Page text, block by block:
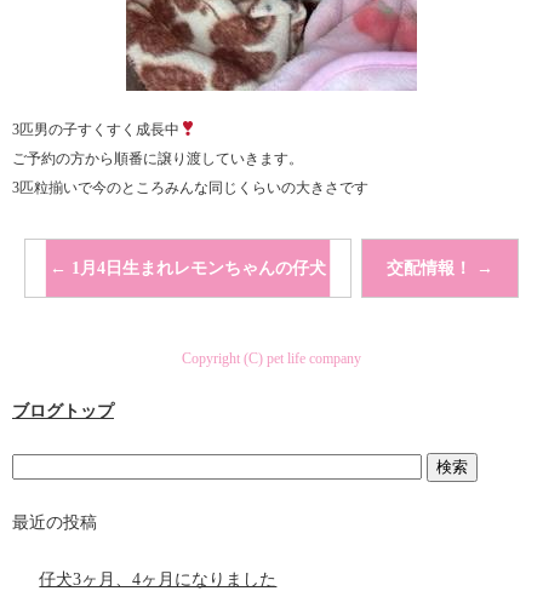
3匹男の子すくすく成長中
ご予約の方から順番に譲り渡していきます。
3匹粒揃いで今のところみんな同じくらいの大きさです
← 1月4日生まれレモンちゃんの仔犬 交配情報！ →
Copyright (C) pet life company
ブログトップ
最近の投稿
仔犬3ヶ月、4ヶ月になりました